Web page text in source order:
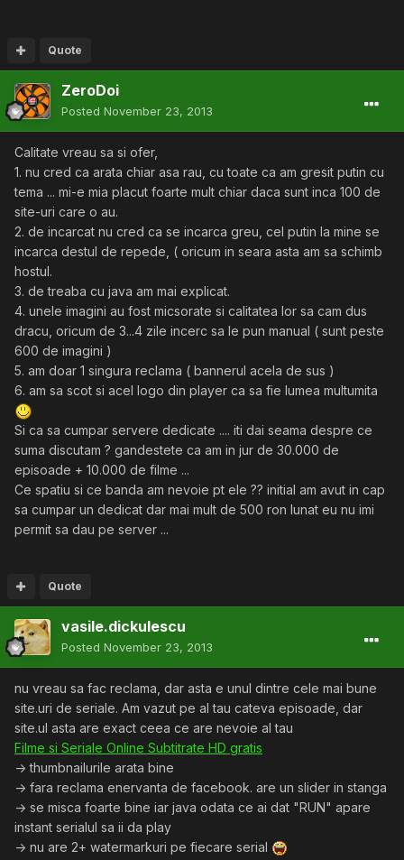
Quote
ZeroDoi
Posted November 23, 2013
Calitate vreau sa si ofer,
1. nu cred ca arata chiar asa rau, cu toate ca am gresit putin cu
tema ... mi-e mia placut foarte mult chiar daca sunt inca 100 de
site-uri care o au.
2. de incarcat nu cred ca se incarca greu, cel putin la mine se
incarca destul de repede, ( oricum in seara asta am sa schimb
hostul.
3. de treaba cu java am mai explicat.
4. unele imagini au fost micsorate si calitatea lor sa cam dus
dracu, oricum de 3...4 zile incerc sa le pun manual ( sunt peste
600 de imagini )
5. am doar 1 singura reclama ( bannerul acela de sus )
6. am sa scot si acel logo din player ca sa fie lumea multumita
Si ca sa cumpar servere dedicate .... iti dai seama despre ce
suma discutam ? gandestete ca am in jur de 30.000 de
episoade + 10.000 de filme ...
Ce spatiu si ce banda am nevoie pt ele ?? initial am avut in cap
sa cumpar un dedicat dar mai mult de 500 ron lunat eu nu imi
permit sa dau pe server ...
Quote
vasile.dickulescu
Posted November 23, 2013
nu vreau sa fac reclama, dar asta e unul dintre cele mai bune
site.uri de seriale. Am vazut pe al tau cateva episoade, dar
site.ul asta are exact ceea ce are nevoie al tau
Filme si Seriale Online Subtitrate HD gratis
-> thumbnailurile arata bine
-> fara reclama enervanta de facebook. are un slider in stanga
-> se misca foarte bine iar java odata ce ai dat "RUN" apare
instant serialul sa ii da play
-> nu are 2+ watermarkuri pe fiecare serial